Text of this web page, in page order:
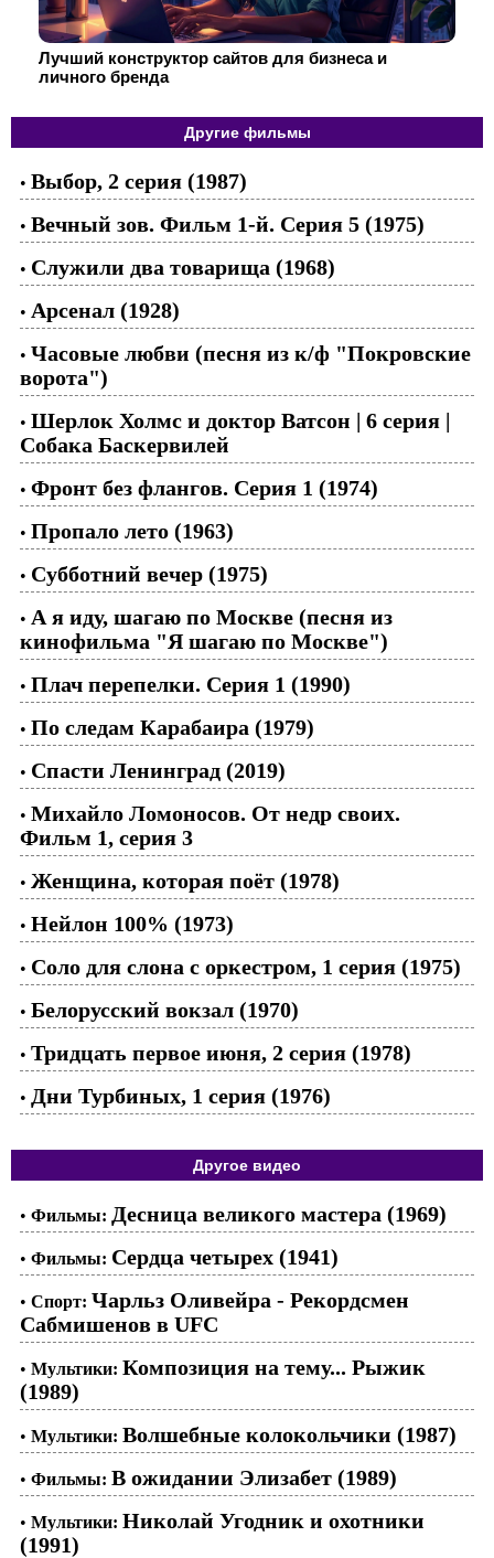
Лучший конструктор сайтов для бизнеса и
личного бренда
Другие фильмы
• Выбор, 2 серия (1987)
• Вечный зов. Фильм 1-й. Серия 5 (1975)
• Служили два товарища (1968)
• Арсенал (1928)
• Часовые любви (песня из к/ф "Покровские
ворота")
• Шерлок Холмс и доктор Ватсон | 6 серия |
Собака Баскервилей
• Фронт без флангов. Серия 1 (1974)
• Пропало лето (1963)
• Субботний вечер (1975)
• А я иду, шагаю по Москве (песня из
кинофильма "Я шагаю по Москве")
• Плач перепелки. Серия 1 (1990)
• По следам Карабаира (1979)
• Спасти Ленинград (2019)
• Михайло Ломоносов. От недр своих.
Фильм 1, серия 3
• Женщина, которая поёт (1978)
• Нейлон 100% (1973)
• Соло для слона с оркестром, 1 серия (1975)
• Белорусский вокзал (1970)
• Тридцать первое июня, 2 серия (1978)
• Дни Турбиных, 1 серия (1976)
Другое видео
• Фильмы: Десница великого мастера (1969)
• Фильмы: Сердца четырех (1941)
• Спорт: Чарльз Оливейра - Рекордсмен
Сабмишенов в UFC
• Мультики: Композиция на тему... Рыжик
(1989)
• Мультики: Волшебные колокольчики (1987)
• Фильмы: В ожидании Элизабет (1989)
• Мультики: Николай Угодник и охотники
(1991)